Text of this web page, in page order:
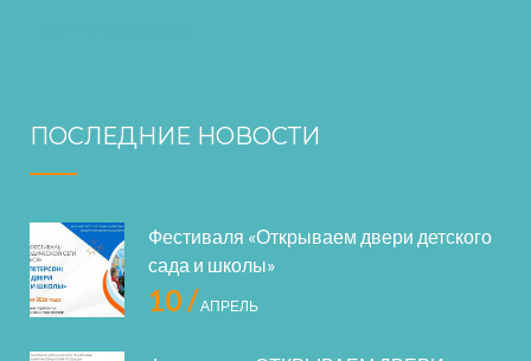
ПОСЛЕДНИЕ НОВОСТИ
Фестиваля «Открываем двери детского
сада и школы»
10 /АПРЕЛЬ